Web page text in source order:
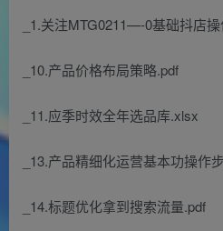
_1.关注MTG0211—-0基础抖店
_10.产品价格布局策略.pdf
_11.应季时效全年选品库.xlsx
_13.产品精细化运营基本功操作
_14.标题优化拿到搜索流量.pdf